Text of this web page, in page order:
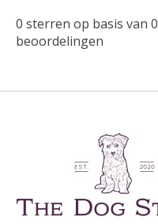
0 sterren op basis van 0
beoordelingen